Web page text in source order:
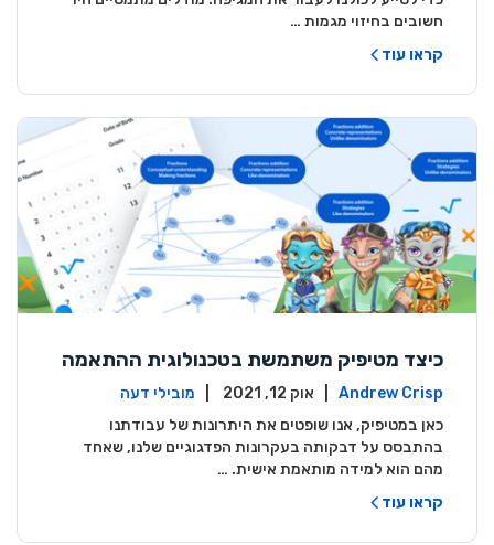
חשובים בחיזוי מגמות …
קראו עוד
האישית (אדפטציה) כדי לעזור לתלמיד ולמורה
Andrew Crisp
מובילי דעה
כאן במטיפיק, אנו שופטים את היתרונות של עבודתנו
בהתבסס על דבקותה בעקרונות הפדגוגיים שלנו, שאחד
מהם הוא למידה מותאמת אישית. …
קראו עוד